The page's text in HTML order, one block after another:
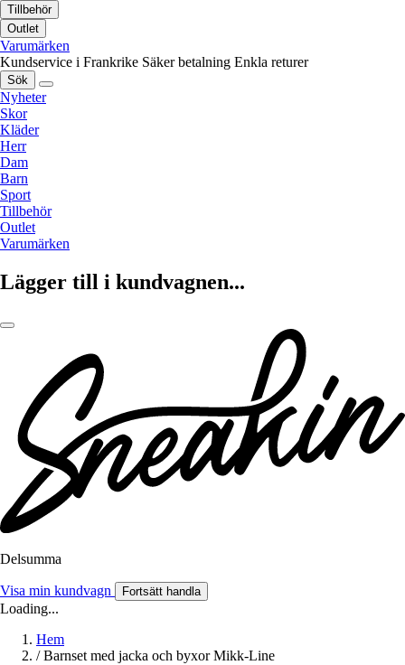
Tillbehör
Outlet
Varumärken
Kundservice i Frankrike Säker betalning Enkla returer
Sök
Nyheter
Skor
Kläder
Herr
Dam
Barn
Sport
Tillbehör
Outlet
Varumärken
Lägger till i kundvagnen...
Delsumma
Visa min kundvagn Fortsätt handla
Loading...
Hem
/ Barnset med jacka och byxor Mikk-Line